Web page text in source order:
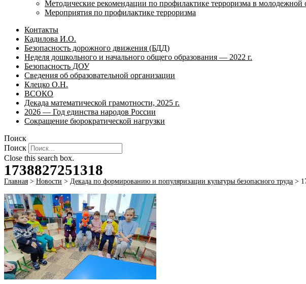
Методические рекомендации по профилактике терроризма в молодежной
Мероприятия по профилактике терроризма
Контакты
Кадилова И.О.
Безопасность дорожного движения (БДД)
Неделя дошкольного и начального общего образования — 2022 г.
Безопасность ДОУ
Сведения об образовательной организации
Клецко О.Н.
ВСОКО
Декада математической грамотности, 2025 г.
2026 — Год единства народов России
Сокращение бюрократической нагрузки
Поиск
Поиск
Close this search box.
1738827251318
Главная > Новости > Декада по формированию и популяризации культуры безопасного труда >